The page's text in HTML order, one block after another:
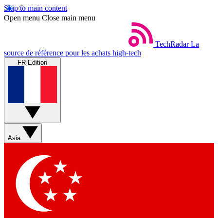
Skip to main content
Open menu Close main menu
TechRadar La
source de référence pour les achats high-tech
FR Edition
Asia